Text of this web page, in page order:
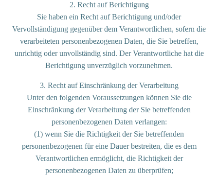
2. Recht auf Berichtigung
Sie haben ein Recht auf Berichtigung und/oder
Vervollständigung gegenüber dem Verantwortlichen, sofern die
verarbeiteten personenbezogenen Daten, die Sie betreffen,
unrichtig oder unvollständig sind. Der Verantwortliche hat die
Berichtigung unverzüglich vorzunehmen.
3. Recht auf Einschränkung der Verarbeitung
Unter den folgenden Voraussetzungen können Sie die
Einschränkung der Verarbeitung der Sie betreffenden
personenbezogenen Daten verlangen:
(1) wenn Sie die Richtigkeit der Sie betreffenden
personenbezogenen für eine Dauer bestreiten, die es dem
Verantwortlichen ermöglicht, die Richtigkeit der
personenbezogenen Daten zu überprüfen;